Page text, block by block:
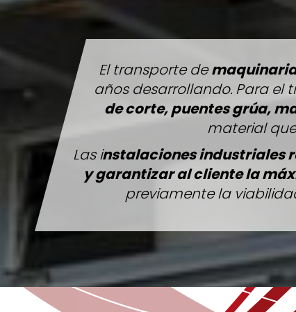
El transporte de
años desarrollando. Para
de corte, puentes grúa,
material
Las instalaciones industriales
y garantizar al cliente la
previamente la